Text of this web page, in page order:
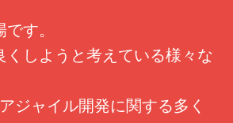
す。
しようと考えている様々な
ジャイル開発に関する多く